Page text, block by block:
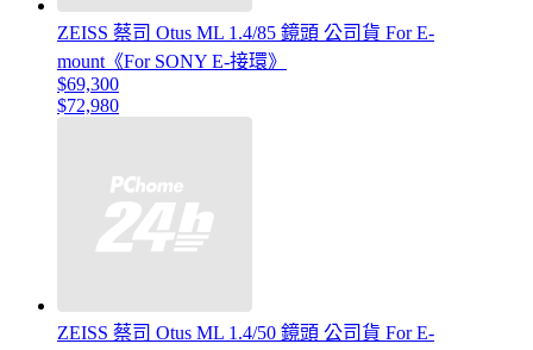
ZEISS 蔡司 Otus ML 1.4/85 鏡頭 公司貨 For E-
mount《For SONY E-接環》
$69,300
$72,980
ZEISS 蔡司 Otus ML 1.4/50 鏡頭 公司貨 For E-